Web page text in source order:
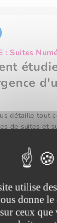
: Suites
détaille tout
de suites et
méthodes
d'une suite
utilise
donne
sur ceux que